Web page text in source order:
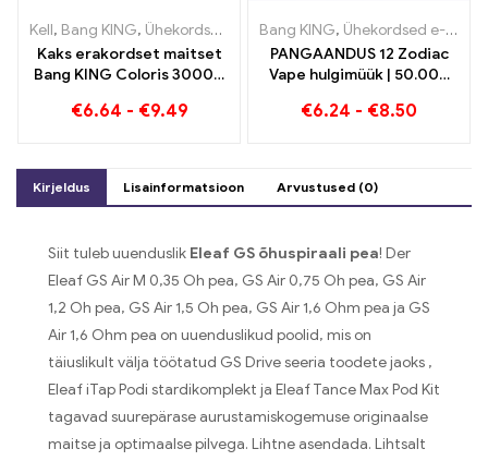
Kell, Bang KING, Ühekordsed e-sigaretid Leedu ,Ühekordsed e-
Kaks erakordset maitset
Bang KING Coloris 30000
vaarika segatud ja
€6.64 - €9.49
Bang KING, Ühekordsed e-sigaretid
PANGAANDUS 12 Zodiac
Vape hulgimüük | 50.000
€6.24 - €8.50
Kirjeldus Lisainformatsioon Arvustused (0)
Siit tuleb uuenduslik Eleaf GS õhuspiraali pea! Der
Eleaf GS Air M 0,35 Oh pea, GS Air 0,75 Oh pea, GS Air
1,2 Oh pea, GS Air 1,5 Oh pea, GS Air 1,6 Ohm pea ja GS
Air 1,6 Ohm pea on uuenduslikud poolid, mis on
täiuslikult välja töötatud GS Drive seeria toodete jaoks ,
Eleaf iTap Podi stardikomplekt ja Eleaf Tance Max Pod Kit
tagavad suurepärase aurustamiskogemuse originaalse
maitse ja optimaalse pilvega. Lihtne asendada. Lihtsalt